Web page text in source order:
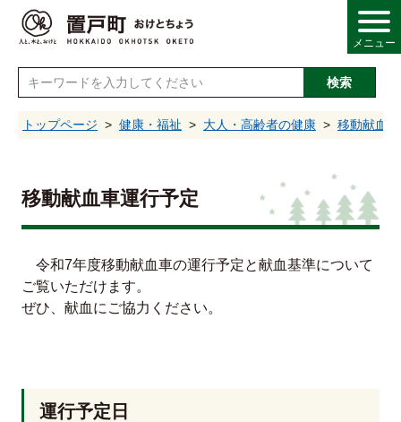
メニュー
検索
トップページ 健康・福祉 大人・高齢者の健康 移動献血
移動献血車運行予定
令和7年度移動献血車の運行予定と献血基準について
ご覧いただけます。
ぜひ、献血にご協力ください。
運行予定日